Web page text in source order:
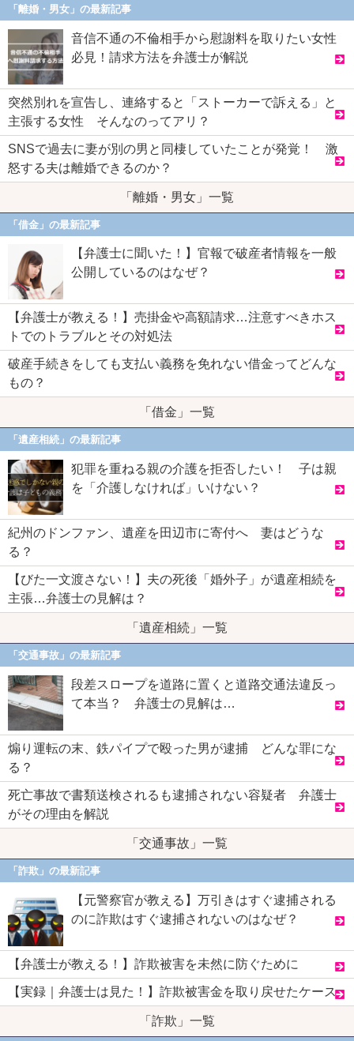
「離婚・男女」の最新記事
音信不通の不倫相手から慰謝料を取りたい女性
必見！請求方法を弁護士が解説
突然別れを宣告し、連絡すると「ストーカーで訴える」と
主張する女性 そんなのってアリ？
SNSで過去に妻が別の男と同棲していたことが発覚！ 激
怒する夫は離婚できるのか？
「離婚・男女」一覧
「借金」の最新記事
【弁護士に聞いた！】官報で破産者情報を一般
公開しているのはなぜ？
【弁護士が教える！】売掛金や高額請求…注意すべきホス
トでのトラブルとその対処法
破産手続きをしても支払い義務を免れない借金ってどんな
もの？
「借金」一覧
「遺産相続」の最新記事
犯罪を重ねる親の介護を拒否したい！ 子は親
を「介護しなければ」いけない？
紀州のドンファン、遺産を田辺市に寄付へ 妻はどうな
る？
【びた一文渡さない！】夫の死後「婚外子」が遺産相続を
主張…弁護士の見解は？
「遺産相続」一覧
「交通事故」の最新記事
段差スロープを道路に置くと道路交通法違反っ
て本当？ 弁護士の見解は…
煽り運転の末、鉄パイプで殴った男が逮捕 どんな罪にな
る？
死亡事故で書類送検されるも逮捕されない容疑者 弁護士
がその理由を解説
「交通事故」一覧
「詐欺」の最新記事
【元警察官が教える】万引きはすぐ逮捕される
のに詐欺はすぐ逮捕されないのはなぜ？
【弁護士が教える！】詐欺被害を未然に防ぐために
【実録｜弁護士は見た！】詐欺被害金を取り戻せたケース
「詐欺」一覧